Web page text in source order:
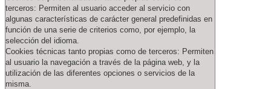
terceros: Permiten al usuario acceder al servicio con
algunas características de carácter general predefinidas en
función de una serie de criterios como, por ejemplo, la
selección del idioma.
Cookies técnicas tanto propias como de terceros: Permiten
al usuario la navegación a través de la página web, y la
utilización de las diferentes opciones o servicios de la
misma.